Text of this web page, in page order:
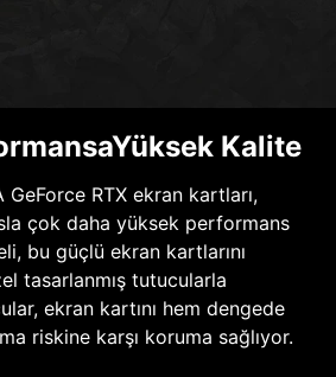
Kalite
GeForce RTX ekran kartları,
çok daha yüksek performans
bu güçlü ekran kartlarını
tasarlanmış tutucularla
ekran kartını hem dengede
riskine karşı koruma sağlıyor.